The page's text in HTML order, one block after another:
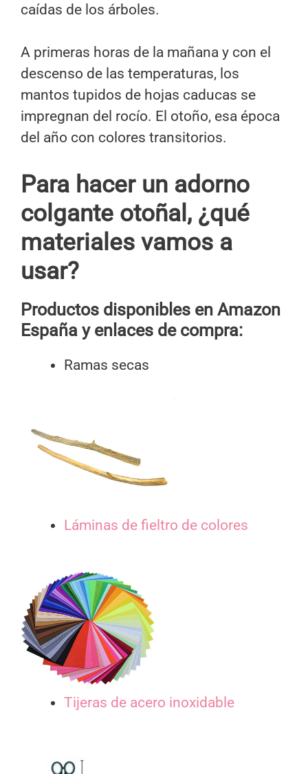
caídas de los árboles.
A primeras horas de la mañana y con el
descenso de las temperaturas, los
mantos tupidos de hojas caducas se
impregnan del rocío. El otoño, esa época
del año con colores transitorios.
Para hacer un adorno
colgante otoñal, ¿qué
materiales vamos a
usar?
Productos disponibles en Amazon
España y enlaces de compra:
Ramas secas
Láminas de fieltro de colores
Tijeras de acero inoxidable